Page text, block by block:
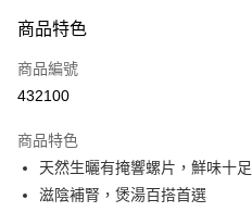
信用卡
Apple Pay
AlipayHK
PayMe
商品特色
商品編號
432100
商品特色
天然生曬有掩響螺片，鮮味十足
滋陰補腎，煲湯百搭首選